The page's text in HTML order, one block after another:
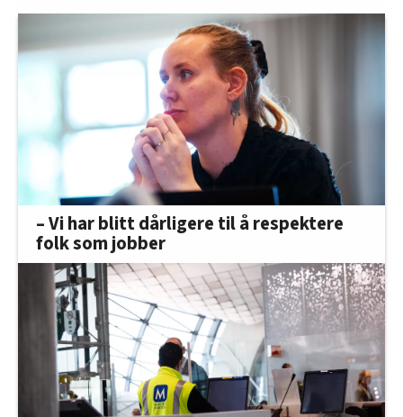
– Vi har blitt dårligere til å respektere
folk som jobber